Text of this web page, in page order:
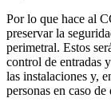
Por lo que hace al
preservar la
perimetral. Estos
control de entradas
las instalaciones y,
personas en caso